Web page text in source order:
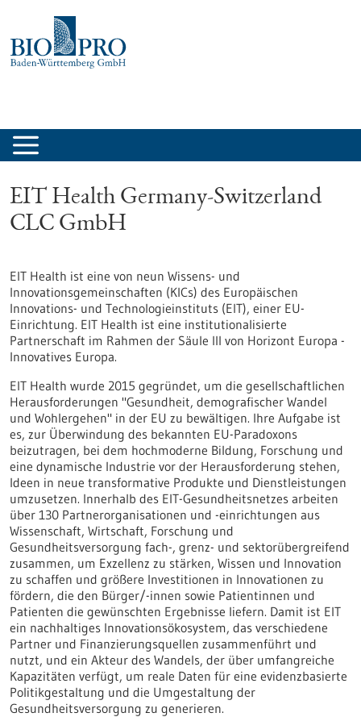
springen
EIT Health Germany-Switzerland
CLC GmbH
EIT Health ist eine von neun Wissens- und
Innovationsgemeinschaften (KICs) des Europäischen
Innovations- und Technologieinstituts (EIT), einer EU-
Einrichtung. EIT Health ist eine institutionalisierte
Partnerschaft im Rahmen der Säule III von Horizont Europa -
Innovatives Europa.
EIT Health wurde 2015 gegründet, um die gesellschaftlichen
Herausforderungen "Gesundheit, demografischer Wandel
und Wohlergehen" in der EU zu bewältigen. Ihre Aufgabe ist
es, zur Überwindung des bekannten EU-Paradoxons
beizutragen, bei dem hochmoderne Bildung, Forschung und
eine dynamische Industrie vor der Herausforderung stehen,
Ideen in neue transformative Produkte und Dienstleistungen
umzusetzen. Innerhalb des EIT-Gesundheitsnetzes arbeiten
über 130 Partnerorganisationen und -einrichtungen aus
Wissenschaft, Wirtschaft, Forschung und
Gesundheitsversorgung fach-, grenz- und sektorübergreifend
zusammen, um Exzellenz zu stärken, Wissen und Innovation
zu schaffen und größere Investitionen in Innovationen zu
fördern, die den Bürger/-innen sowie Patientinnen und
Patienten die gewünschten Ergebnisse liefern. Damit ist EIT
ein nachhaltiges Innovationsökosystem, das verschiedene
Partner und Finanzierungsquellen zusammenführt und
nutzt, und ein Akteur des Wandels, der über umfangreiche
Kapazitäten verfügt, um reale Daten für eine evidenzbasierte
Politikgestaltung und die Umgestaltung der
Gesundheitsversorgung zu generieren.